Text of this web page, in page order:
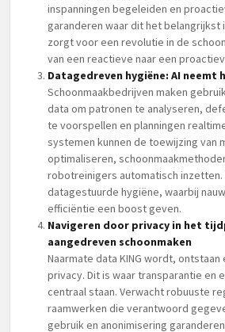
inspanningen begeleiden en
garanderen waar dit het belangrijkst
zorgt voor een revolutie in de
van een reactieve naar een
Datagedreven hygiëne: AI neemt
Schoonmaakbedrijven maken
data om patronen te analyseren,
te voorspellen en planningen
systemen kunnen de toewijzing van
optimaliseren,
robotreinigers automatisch inzetten.
datagestuurde hygiëne, waarbij
efficiëntie een boost geven.
Navigeren door privacy in het
aangedreven schoonmaken
Naarmate data KING wordt,
privacy. Dit is waar transparantie en
centraal staan. Verwacht robuuste
raamwerken die verantwoord
gebruik en anonimisering